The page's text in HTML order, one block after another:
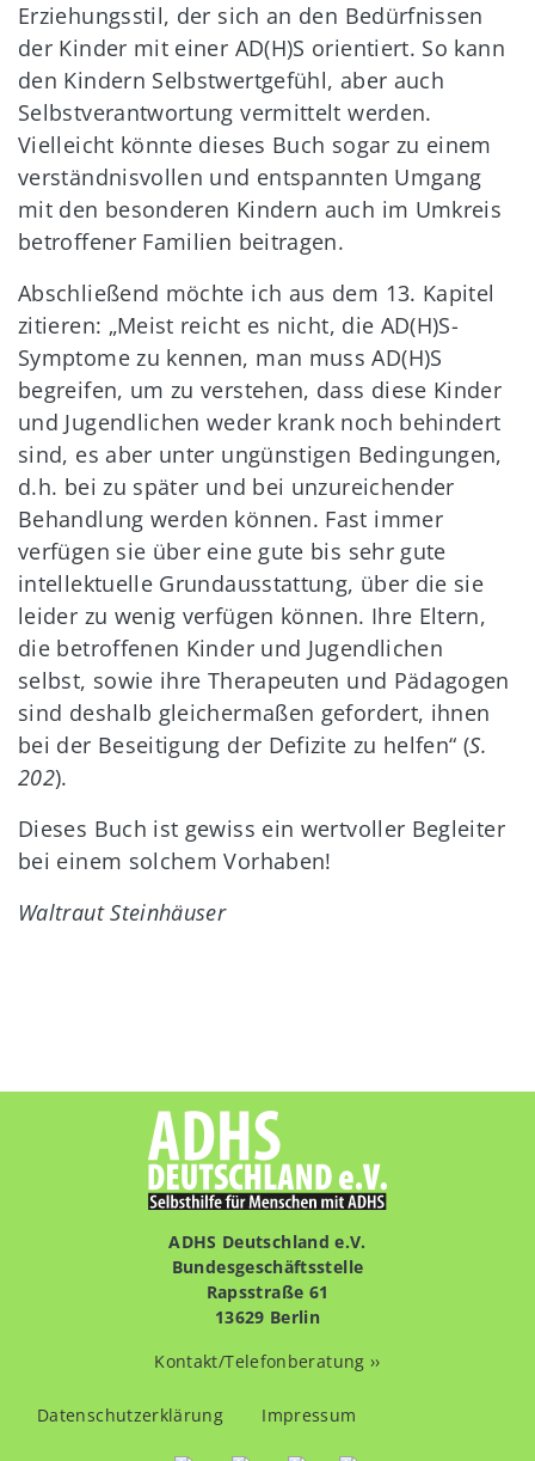
Erziehungsstil, der sich an den Bedürfnissen
der Kinder mit einer AD(H)S orientiert. So kann
den Kindern Selbstwertgefühl, aber auch
Selbstverantwortung vermittelt werden.
Vielleicht könnte dieses Buch sogar zu einem
verständnisvollen und entspannten Umgang
mit den besonderen Kindern auch im Umkreis
betroffener Familien beitragen.
Abschließend möchte ich aus dem 13. Kapitel
zitieren: „Meist reicht es nicht, die AD(H)S-
Symptome zu kennen, man muss AD(H)S
begreifen, um zu verstehen, dass diese Kinder
und Jugendlichen weder krank noch behindert
sind, es aber unter ungünstigen Bedingungen,
d.h. bei zu später und bei unzureichender
Behandlung werden können. Fast immer
verfügen sie über eine gute bis sehr gute
intellektuelle Grundausstattung, über die sie
leider zu wenig verfügen können. Ihre Eltern,
die betroffenen Kinder und Jugendlichen
selbst, sowie ihre Therapeuten und Pädagogen
sind deshalb gleichermaßen gefordert, ihnen
bei der Beseitigung der Defizite zu helfen“ (S.
202).
Dieses Buch ist gewiss ein wertvoller Begleiter
bei einem solchem Vorhaben!
Waltraut Steinhäuser
ADHS Deutschland e.V.
Bundesgeschäftsstelle
Rapsstraße 61
13629 Berlin
Kontakt/Telefonberatung ››
Fußzeilenmenü
Datenschutzerklärung Impressum